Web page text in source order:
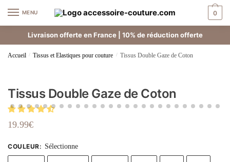
MENU 0
Livraison offerte en France | 10% de réduction offerte
Accueil / Tissus et Elastiques pour couture / Tissus Double Gaze de Coton
Tissus Double Gaze de Coton
19.99€
COULEUR: Sélectionne